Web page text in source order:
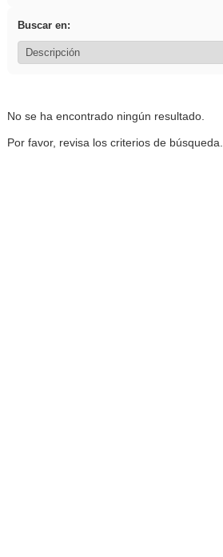
Buscar en:
No se ha encontrado ningún resultado.
Por favor, revisa los criterios de búsqueda.